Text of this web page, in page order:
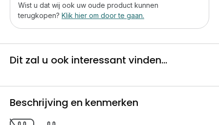
Wist u dat wij ook uw oude product kunnen
terugkopen? Klik hier om door te gaan.
Dit zal u ook interessant vinden...
Beschrijving en kenmerken